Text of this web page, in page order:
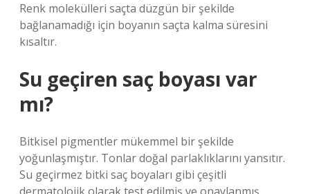
Renk molekülleri saçta düzgün bir şekilde
bağlanamadığı için boyanın saçta kalma süresini
kısaltır.
Su geçiren saç boyası var
mı?
Bitkisel pigmentler mükemmel bir şekilde
yoğunlaşmıştır. Tonlar doğal parlaklıklarını yansıtır.
Su geçirmez bitki saç boyaları gibi çeşitli